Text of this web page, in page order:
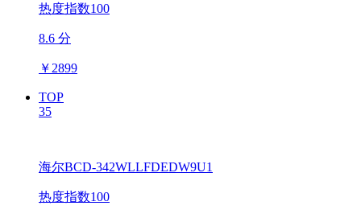
热度指数100
8.6 分
￥ 2899
TOP
35
海尔BCD-342WLLFDEDW9U1
热度指数100